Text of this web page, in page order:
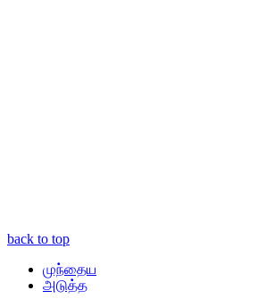
back to top
முந்தைய
அடுத்த